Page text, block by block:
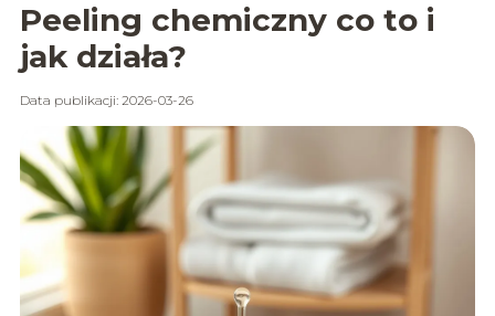
Peeling chemiczny co to i
jak działa?
Data publikacji: 2026-03-26